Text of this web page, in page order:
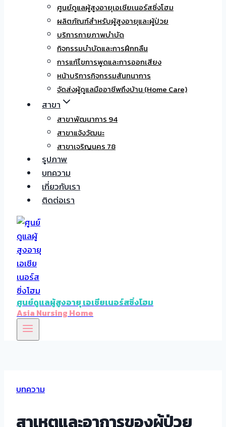
ศูนย์ดูแลผู้สูงอายุเอเชียเนอร์สซิ่งโฮม
ผลิตภัณฑ์สำหรับผู้สูงอายุและผู้ป่วย
บริการกายภาพบำบัด
กิจกรรมบำบัดและการฝึกกลืน
การแก้ไขการพูดและการออกเสียง
หน้าบริการกิจกรรมสันทนาการ
จัดส่งผู้ดูแลมืออาชีพถึงบ้าน (Home Care)
สาขา
สาขาพัฒนาการ 94
สาขาแจ้งวัฒนะ
สาขาเจริญนคร 78
รูปภาพ
บทความ
เกี่ยวกับเรา
ติดต่อเรา
ศูนย์ดูแลผู้สูงอายุ เอเชียเนอร์สซิ่งโฮม
Asia Nursing Home
บทความ
สาเหตุและอาการของผู้ป่วย